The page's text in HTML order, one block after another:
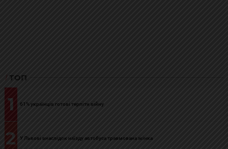
ТОП
1 61% українців готові терпіти війну
2 У Львові внаслідок наїзду автобуса травмована жінка